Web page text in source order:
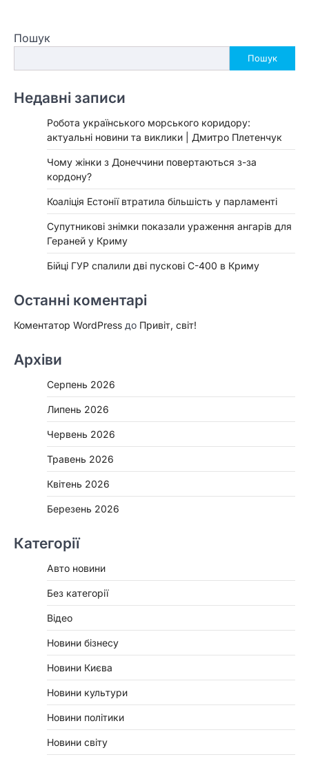
Пошук
Пошук
Недавні записи
Робота українського морського коридору:
актуальні новини та виклики | Дмитро Плетенчук
Чому жінки з Донеччини повертаються з-за
кордону?
Коаліція Естонії втратила більшість у парламенті
Супутникові знімки показали ураження ангарів для
Гераней у Криму
Бійці ГУР спалили дві пускові С-400 в Криму
Останні коментарі
Коментатор WordPress до Привіт, світ!
Архіви
Серпень 2026
Липень 2026
Червень 2026
Травень 2026
Квітень 2026
Березень 2026
Категорії
Авто новини
Без категорії
Відео
Новини бізнесу
Новини Києва
Новини культури
Новини політики
Новини світу